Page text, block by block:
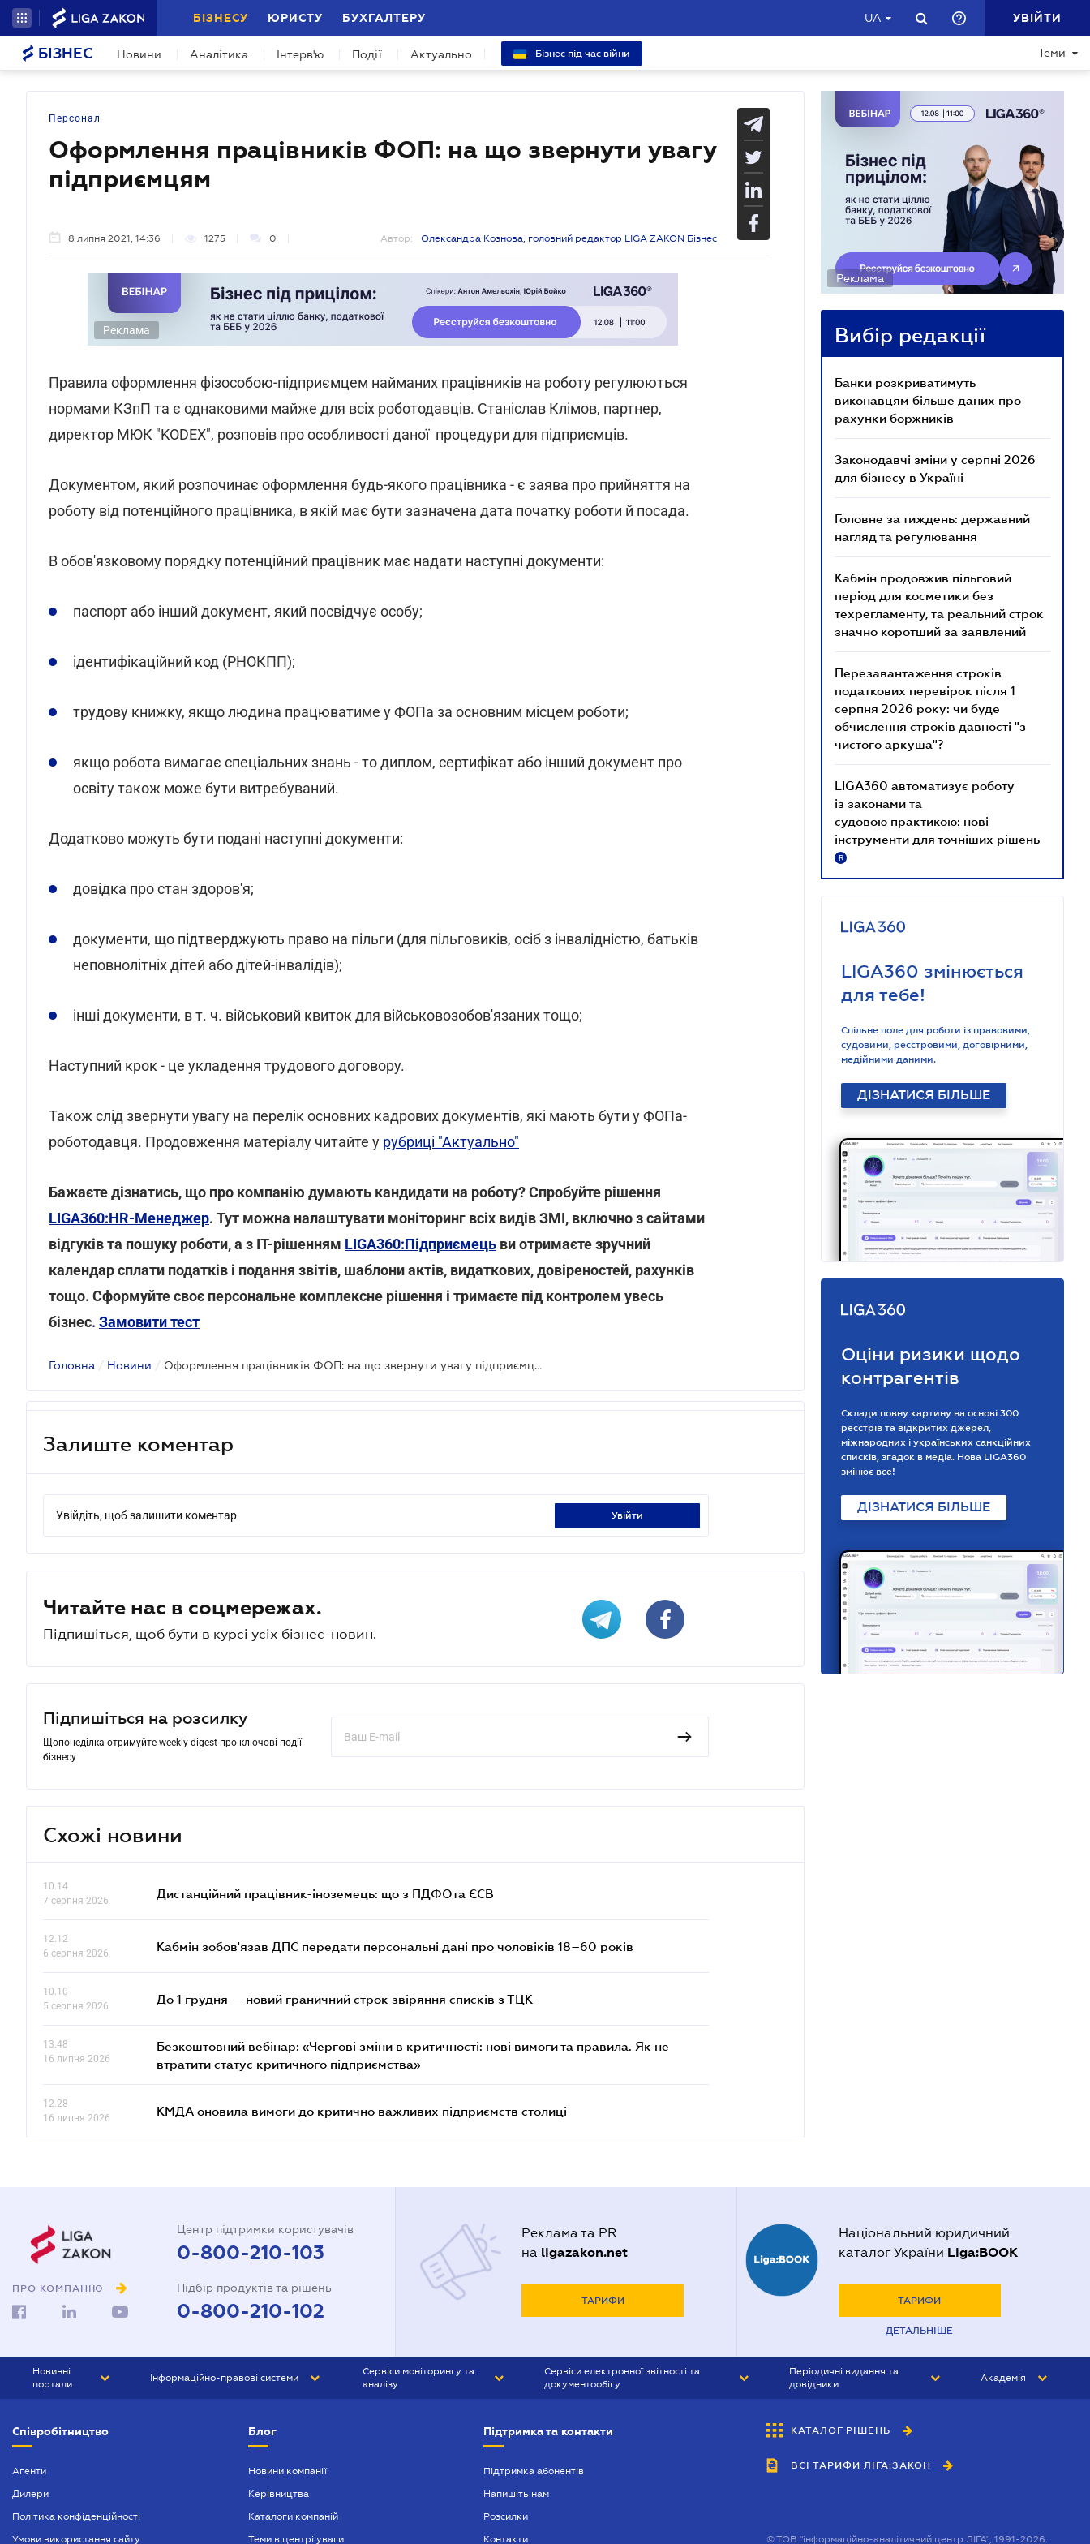
БІЗНЕСУ ЮРИСТУ БУХГАЛТЕРУ UA УВІЙТИ
БІЗНЕС Новини Аналітика Інтерв'ю Події Актуально Бізнес під час війни Теми
Персонал
Оформлення працівників ФОП: на що звернути увагу
підприємцям
8 липня 2021, 14:36 1275 0 Автор: Олександра Кознова, головний редактор LIGA ZAKON Бізнес
Реклама
Правила оформлення фізособою-підприємцем найманих працівників на роботу регулюються
нормами КЗпП та є однаковими майже для всіх роботодавців. Станіслав Клімов, партнер,
директор МЮК "KODEX", розповів про особливості даної процедури для підприємців.
Документом, який розпочинає оформлення будь-якого працівника - є заява про прийняття на
роботу від потенційного працівника, в якій має бути зазначена дата початку роботи й посада.
В обов'язковому порядку потенційний працівник має надати наступні документи:
паспорт або інший документ, який посвідчує особу;
ідентифікаційний код (РНОКПП);
трудову книжку, якщо людина працюватиме у ФОПа за основним місцем роботи;
якщо робота вимагає спеціальних знань - то диплом, сертифікат або інший документ про
освіту також може бути витребуваний.
Додатково можуть бути подані наступні документи:
довідка про стан здоров'я;
документи, що підтверджують право на пільги (для пільговиків, осіб з інвалідністю, батьків
неповнолітніх дітей або дітей-інвалідів);
інші документи, в т. ч. військовий квиток для військовозобов'язаних тощо;
Наступний крок - це укладення трудового договору.
Також слід звернути увагу на перелік основних кадрових документів, які мають бути у ФОПа-
роботодавця. Продовження матеріалу читайте у рубриці "Актуально"
Бажаєте дізнатись, що про компанію думають кандидати на роботу? Спробуйте рішення
LIGA360:HR-Менеджер. Тут можна налаштувати моніторинг всіх видів ЗМІ, включно з сайтами
відгуків та пошуку роботи, а з IT-рішенням LIGA360:Підприємець ви отримаєте зручний
календар сплати податків і подання звітів, шаблони актів, видаткових, довіреностей, рахунків
тощо. Сформуйте своє персональне комплексне рішення і тримаєте під контролем увесь
бізнес. Замовити тест
Головна / Новини / Оформлення працівників ФОП: на що звернути увагу підприємцям
Залиште коментар
Увійдіть, щоб залишити коментар увійти
Читайте нас в соцмережах.
Підпишіться, щоб бути в курсі усіх бізнес-новин.
Підпишіться на розсилку
Щопонеділка отримуйте weekly-digest про ключові події
бізнесу
Схожі новини
10.14
7 серпня 2026
Дистанційний працівник-іноземець: що з ПДФОта ЄСВ
12.12
6 серпня 2026
Кабмін зобов'язав ДПС передати персональні дані про чоловіків 18–60 років
10.10
5 серпня 2026
До 1 грудня — новий граничний строк звіряння списків з ТЦК
13.48
16 липня 2026
Безкоштовний вебінар: «Чергові зміни в критичності: нові вимоги та правила. Як не
втратити статус критичного підприємства»
12.28
16 липня 2026
КМДА оновила вимоги до критично важливих підприємств столиці
Реклама
Вибір редакції
Банки розкриватимуть
виконавцям більше даних про
рахунки боржників
Законодавчі зміни у серпні 2026
для бізнесу в Україні
Головне за тиждень: державний
нагляд та регулювання
Кабмін продовжив пільговий
період для косметики без
техрегламенту, та реальний строк
значно коротший за заявлений
Перезавантаження строків
податкових перевірок після 1
серпня 2026 року: чи буде
обчислення строків давності "з
чистого аркуша"?
LIGA360 автоматизує роботу
із законами та
судовою практикою: нові
інструменти для точніших рішень
R
LIGA360 змінюється
для тебе!
Спільне поле для роботи із правовими,
судовими, реєстровими, договірними,
медійними даними.
ДІЗНАТИСЯ БІЛЬШЕ
Оціни ризики щодо
контрагентів
Склади повну картину на основі 300
реєстрів та відкритих джерел,
міжнародних і українських санкційних
списків, згадок в медіа. Нова LIGA360
змінює все!
ДІЗНАТИСЯ БІЛЬШЕ
ПРО КОМПАНІЮ
Центр підтримки користувачів
0-800-210-103
Підбір продуктів та рішень
0-800-210-102
Реклама та PR
на ligazakon.net
ТАРИФИ
Національний юридичний
каталог України Liga:BOOK
ТАРИФИ
ДЕТАЛЬНІШЕ
Новинні
портали
БІЗНЕС
Інформаційно-правові системи
БУХГАЛТЕР ПРОФ
Сервіси моніторингу та
аналізу
Сервіси електронної звітності та
документообігу
Періодичні видання та
довідники
БУХГАЛТЕР&ЗАКОН
ВІСНИК МСФЗ
Академія
Співробітництво
Агенти
Дилери
Політика конфіденційності
Умови використання сайту
Блог
Новини компанії
Керівництва
Каталоги компаній
Теми в центрі уваги
Підтримка та контакти
Підтримка абонентів
Напишіть нам
Розсилки
Контакти
КАТАЛОГ РІШЕНЬ
ВСІ ТАРИФИ ЛІГА:ЗАКОН
©ТОВ "інформаційно-аналітичний центр ЛІГА", 1991-2026.